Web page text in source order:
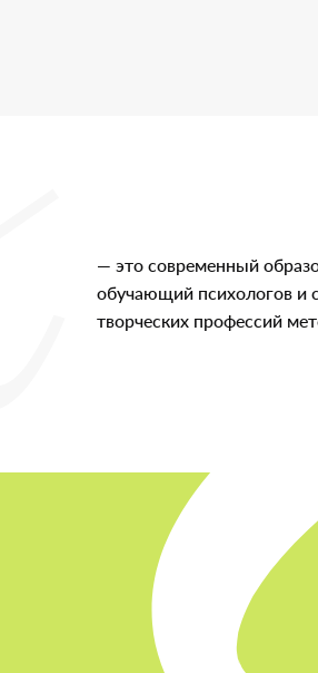
— это современный
обучающий психологов и
творческих профессий